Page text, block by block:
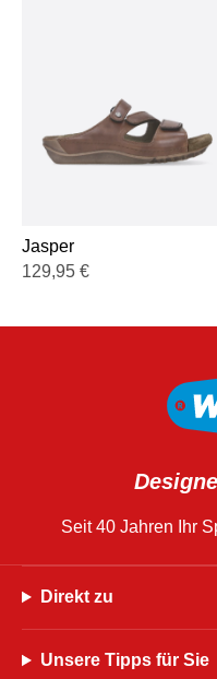
Jasper
129,95 €
Seit 40 Jahren Ihr
Direkt zu
Unsere Tipps für Sie